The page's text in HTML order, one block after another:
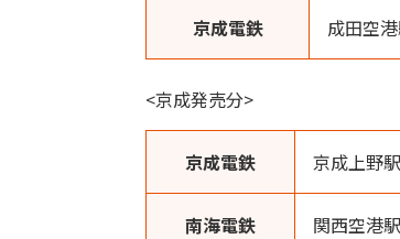
京成電鉄 成田空
<京成発売分>
京成電鉄 京成上野
南海電鉄 関西空港駅